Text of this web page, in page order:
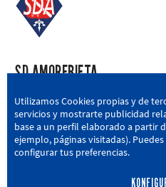
SD AMOREBIETA
San Miguel Kalea, 16, 48340
946 604 751 |
Utilizamos Cookies propias y de
servicios y mostrarte publicidad
base a un perfil elaborado a partir
ejemplo, páginas visitadas).
configurar tus preferencias.